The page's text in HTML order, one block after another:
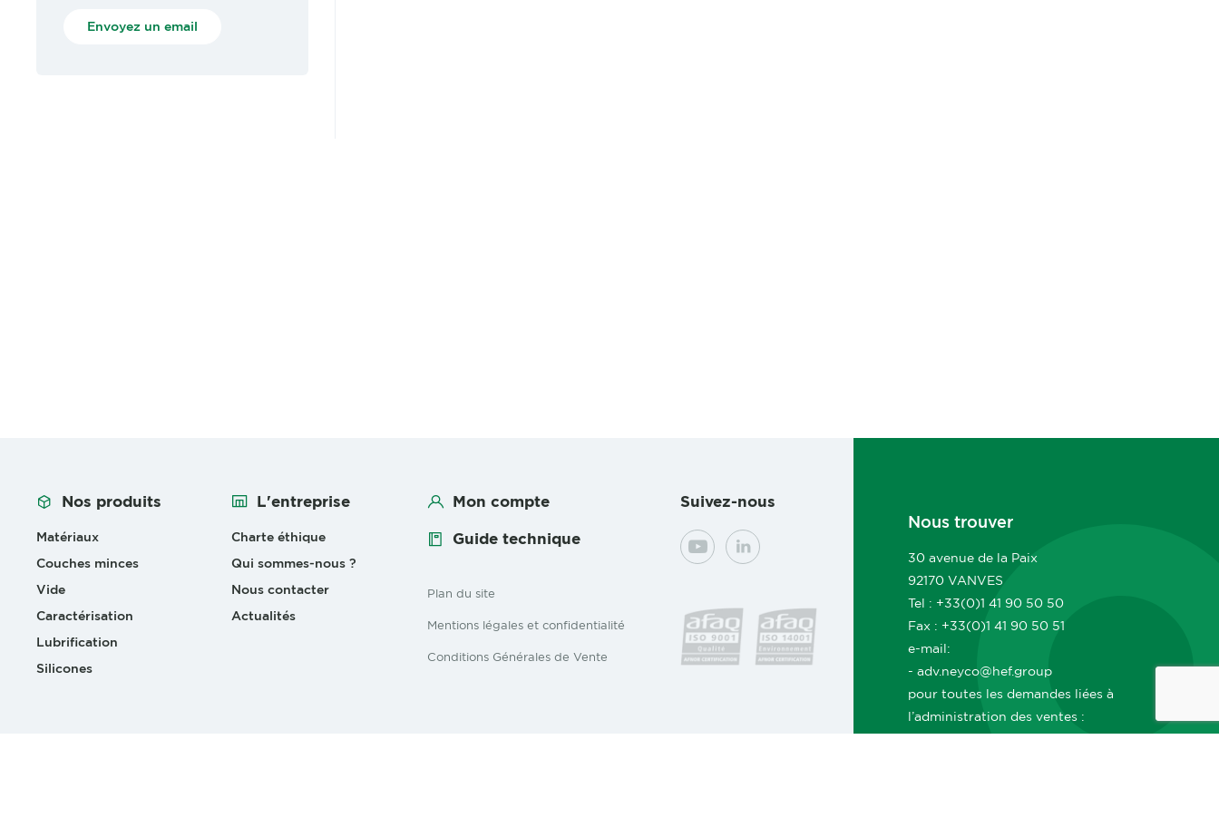
Envoyez un email
Nos produits
Matériaux
Couches minces
Vide
Caractérisation
Lubrification
Silicones
L'entreprise
Charte éthique
Qui sommes-nous ?
Nous contacter
Actualités
Mon compte
Guide technique
Suivez-nous
YouTubeLinkedIn
Plan du site
Mentions légales et confidentialité
Conditions Générales de Vente
Nous trouver
30 avenue de la Paix
92170 VANVES
Tel : +33(0)1 41 90 50 50
Fax : +33(0)1 41 90 50 51
e-mail:
- adv.neyco@hef.group
pour toutes les demandes liées à
l’administration des ventes :
commandes, suivi, livraisons, délais,